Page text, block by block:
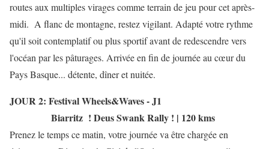
routes aux multiples virages comme terrain de jeu pour cet après-
midi. A flanc de montagne, restez vigilant. Adapté votre rythme
qu'il soit contemplatif ou plus sportif avant de redescendre vers
l'océan par les pâturages. Arrivée en fin de journée au cœur du
Pays Basque... détente, dîner et nuitée.
JOUR 2: Festival Wheels&Waves - J1
Biarritz ! Deus Swank Rally ! | 120 kms
Prenez le temps ce matin, votre journée va être chargée en